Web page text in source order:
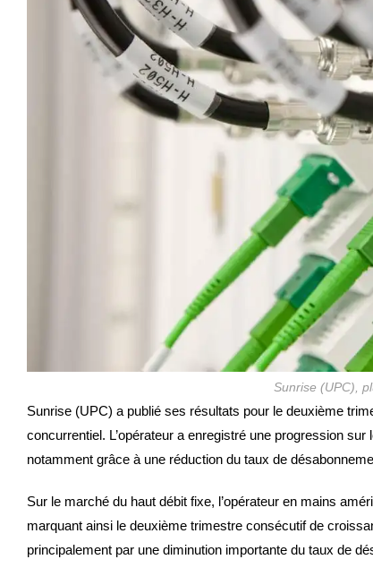
Sunrise (UPC),
Sunrise (UPC) a publié ses résultats pour le deuxième
concurrentiel. L’opérateur a enregistré une progression
notamment grâce à une réduction du taux de
Sur le marché du haut débit fixe, l’opérateur en mains
marquant ainsi le deuxième trimestre consécutif de
principalement par une diminution importante du taux de